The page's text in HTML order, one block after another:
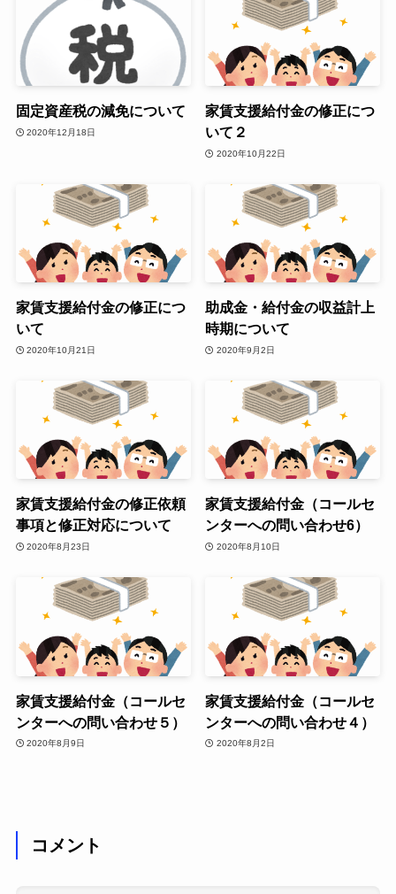
固定資産税の減免について
2020年12月18日
家賃支援給付金の修正につ
いて２
2020年10月22日
家賃支援給付金の修正につ
いて
2020年10月21日
助成金・給付金の収益計上
時期について
2020年9月2日
家賃支援給付金の修正依頼
事項と修正対応について
2020年8月23日
家賃支援給付金（コールセ
ンターへの問い合わせ6）
2020年8月10日
家賃支援給付金（コールセ
ンターへの問い合わせ５）
2020年8月9日
家賃支援給付金（コールセ
ンターへの問い合わせ４）
2020年8月2日
コメント